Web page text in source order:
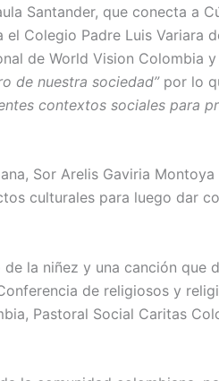
Santander, que conecta a
Colegio Padre Luis Variara
de World Vision Colombia y
de nuestra sociedad”por lo
contextos sociales para
Sor Arelis Gaviria Montoya
culturales para luego dar
la niñez y una canción que
de religiosos y
Pastoral Social Caritas